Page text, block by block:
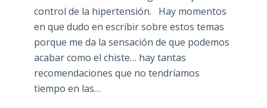
control de la hipertensión. Hay momentos
en que dudo en escribir sobre estos temas
porque me da la sensación de que podemos
acabar como el chiste… hay tantas
recomendaciones que no tendríamos
tiempo en las…